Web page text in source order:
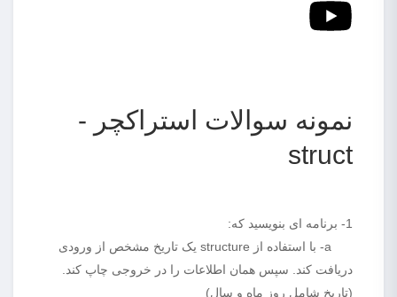
نمونه سوالات استراکچر -
struct
1- برنامه ای بنویسید که:
a- با استفاده از structure یک تاریخ مشخص از ورودی
دریافت کند. سپس همان اطلاعات را در خروجی چاپ کند.
(تاریخ شامل روز ماه و سال)